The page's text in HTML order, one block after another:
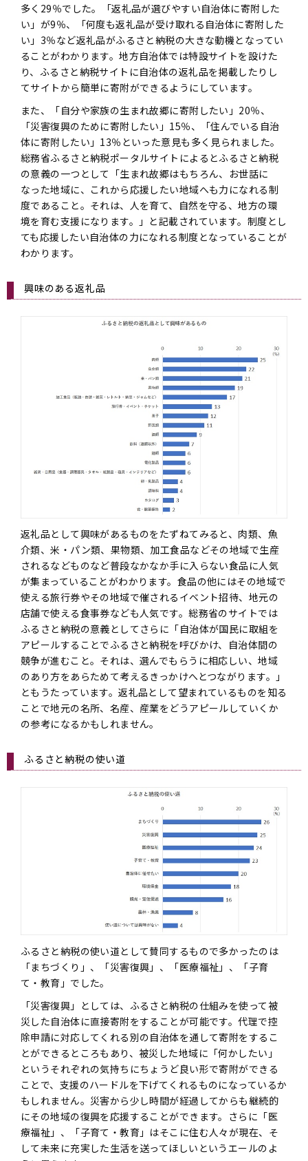
多く29％でした。「返礼品が選びやすい自治体に寄附した
い」が9％、「何度も返礼品が受け取れる自治体に寄附した
い」3％など返礼品がふるさと納税の大きな動機となってい
ることがわかります。地方自治体では特設サイトを設けた
り、ふるさと納税サイトに自治体の返礼品を掲載したりし
てサイトから簡単に寄附ができるようにしています。
また、「自分や家族の生まれ故郷に寄附したい」20％、
「災害復興のために寄附したい」15％、「住んでいる自治
体に寄附したい」13％といった意見も多く見られました。
総務省ふるさと納税ポータルサイトによるとふるさと納税
の意義の一つとして「生まれ故郷はもちろん、お世話に
なった地域に、これから応援したい地域へも力になれる制
度であること。それは、人を育て、自然を守る、地方の環
境を育む支援になります。」と記載されています。制度とし
ても応援したい自治体の力になれる制度となっていることが
わかります。
興味のある返礼品
返礼品として興味があるものをたずねてみると、肉類、魚
介類、米・パン類、果物類、加工食品などその地域で生産
されるなどものなど普段なかなか手に入らない食品に人気
が集まっていることがわかります。食品の他にはその地域で
使える旅行券やその地域で催されるイベント招待、地元の
店舗で使える食事券なども人気です。総務省のサイトでは
ふるさと納税の意義としてさらに「自治体が国民に取組を
アピールすることでふるさと納税を呼びかけ、自治体間の
競争が進むこと。それは、選んでもらうに相応しい、地域
のあり方をあらためて考えるきっかけへとつながります。」
ともうたっています。返礼品として望まれているものを知る
ことで地元の名所、名産、産業をどうアピールしていくか
の参考になるかもしれません。
ふるさと納税の使い道
ふるさと納税の使い道として賛同するもので多かったのは
「まちづくり」、「災害復興」、「医療福祉」、「子育
て・教育」でした。
「災害復興」としては、ふるさと納税の仕組みを使って被
災した自治体に直接寄附をすることが可能です。代理で控
除申請に対応してくれる別の自治体を通して寄附をするこ
とができるところもあり、被災した地域に「何かしたい」
というそれぞれの気持ちにちょうど良い形で寄附ができる
ことで、支援のハードルを下げてくれるものになっているか
もしれません。災害から少し時間が経過してからも継続的
にその地域の復興を応援することができます。さらに「医
療福祉」、「子育て・教育」はそこに住む人々が現在、そ
して未来に充実した生活を送ってほしいというエールのよ